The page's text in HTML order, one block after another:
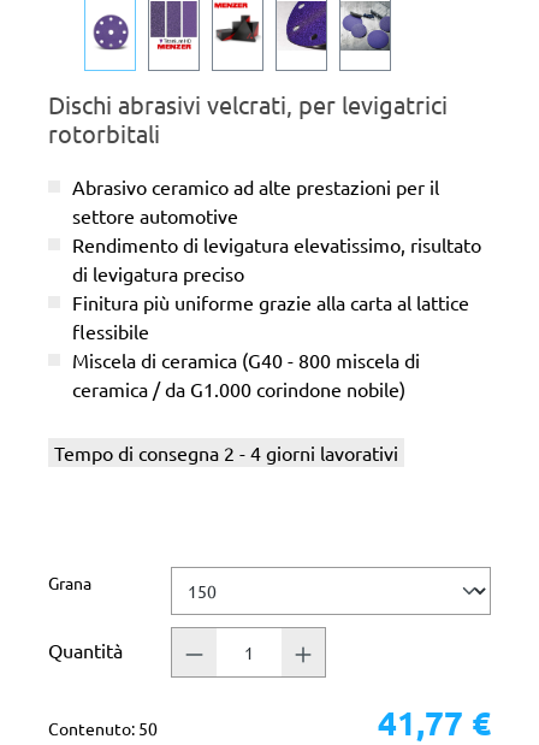
Dischi abrasivi velcrati, per levigatrici
rotorbitali
Abrasivo ceramico ad alte prestazioni per il
settore automotive
Rendimento di levigatura elevatissimo, risultato
di levigatura preciso
Finitura più uniforme grazie alla carta al lattice
flessibile
Miscela di ceramica (G40 - 800 miscela di
ceramica / da G1.000 corindone nobile)
Tempo di consegna 2 - 4 giorni lavorativi
Seleziona
Grana
Quantità
Contenuto: 50 41,77 €